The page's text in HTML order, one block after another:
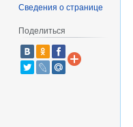
Сведения о странице
Поделиться